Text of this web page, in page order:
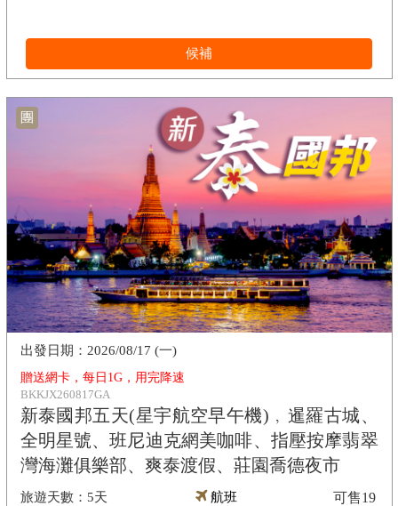
候補
團
贈送網卡，每日1G，用完降速
BKKJX260817GA
新泰國邦五天(星宇航空早午機)﹐暹羅古城、
全明星號、班尼迪克網美咖啡、指壓按摩翡翠
灣海灘俱樂部、爽泰渡假、莊園喬德夜市
5天
2026/08/17 (一)
航班 可售19